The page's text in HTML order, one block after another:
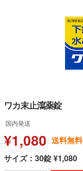
ワカ末止瀉薬錠
国内発送
¥1,080 送料無料
サイズ：30錠 ¥1,080